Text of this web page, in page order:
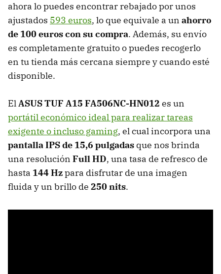
ahora lo puedes encontrar rebajado por unos
ajustados 593 euros, lo que equivale a un ahorro
de 100 euros con su compra. Además, su envío
es completamente gratuito o puedes recogerlo
en tu tienda más cercana siempre y cuando esté
disponible.
ElASUS TUF A15 FA506NC-HN012 es un
portátil económico ideal para realizar tareas
exigente o incluso gaming, el cual incorpora una
pantalla IPS de 15,6 pulgadas que nos brinda
una resolución Full HD, una tasa de refresco de
hasta 144 Hzpara disfrutar de una imagen
fluida y un brillo de 250 nits.